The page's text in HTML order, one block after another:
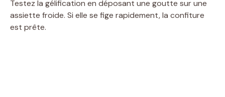
Testez la gélification en déposant une goutte sur une
assiette froide. Si elle se fige rapidement, la confiture
est prête.